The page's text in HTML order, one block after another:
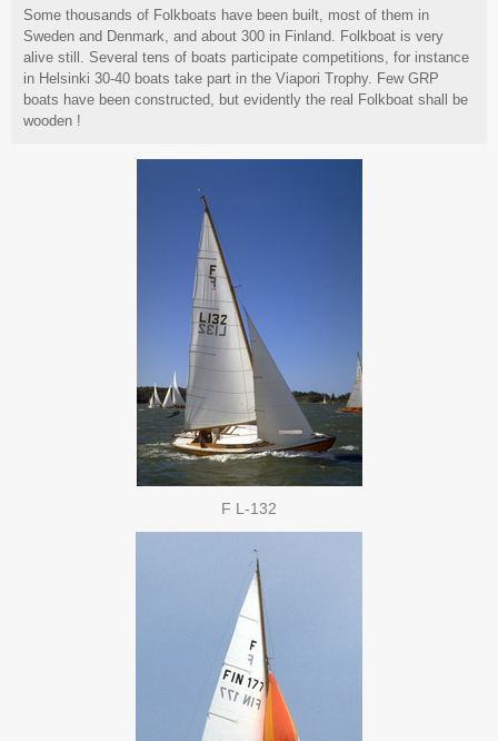
Some thousands of Folkboats have been built, most of them in
Sweden and Denmark, and about 300 in Finland. Folkboat is very
alive still. Several tens of boats participate competitions, for instance
in Helsinki 30-40 boats take part in the Viapori Trophy. Few GRP
boats have been constructed, but evidently the real Folkboat shall be
wooden !
F L-132